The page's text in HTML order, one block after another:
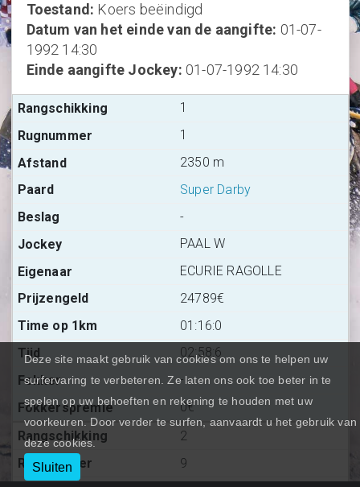
Toestand : Koers beëindigd
Datum van het einde van de aangifte: 01-07-
1992 14:30
Einde aangifte Jockey: 01-07-1992 14:30
1
1
2350 m
Super Darby
-
PAAL W
ECURIE RAGOLLE
24789€
01:16:0
02:58:6
-
0€
2
9
Deze site maakt gebruik van cookies om ons te helpen uw
surfervaring te verbeteren. Ze laten ons ook toe beter in te
spelen op uw behoeften en rekening te houden met uw
voorkeuren. Door verder te surfen, aanvaardt u het gebruik van
deze cookies.
Sluiten